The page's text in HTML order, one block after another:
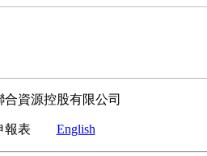
合資源控股有限公司
報表 English